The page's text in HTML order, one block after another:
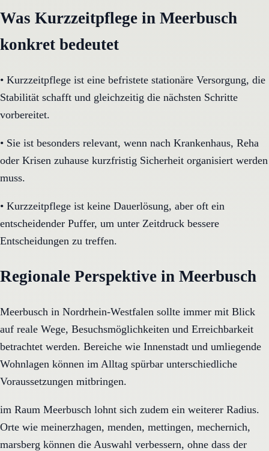
Was Kurzzeitpflege in Meerbusch
konkret bedeutet
• Kurzzeitpflege ist eine befristete stationäre Versorgung, die
Stabilität schafft und gleichzeitig die nächsten Schritte
vorbereitet.
• Sie ist besonders relevant, wenn nach Krankenhaus, Reha
oder Krisen zuhause kurzfristig Sicherheit organisiert werden
muss.
• Kurzzeitpflege ist keine Dauerlösung, aber oft ein
entscheidender Puffer, um unter Zeitdruck bessere
Entscheidungen zu treffen.
Regionale Perspektive in Meerbusch
Meerbusch in Nordrhein-Westfalen sollte immer mit Blick
auf reale Wege, Besuchsmöglichkeiten und Erreichbarkeit
betrachtet werden. Bereiche wie Innenstadt und umliegende
Wohnlagen können im Alltag spürbar unterschiedliche
Voraussetzungen mitbringen.
im Raum Meerbusch lohnt sich zudem ein weiterer Radius.
Orte wie meinerzhagen, menden, mettingen, mechernich,
marsberg können die Auswahl verbessern, ohne dass der